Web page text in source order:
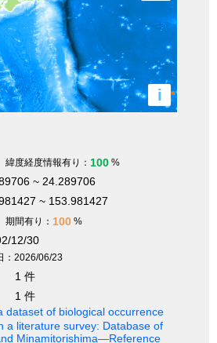
i
緯度経度情報有り： 100 %
~ 24.289706
~ 153.981427
期間有り： 100 %
12/30
：2026/06/23
1 件
1 件
dataset of biological occurrence
a literature survey: Database of
Minamitorishima—Reference